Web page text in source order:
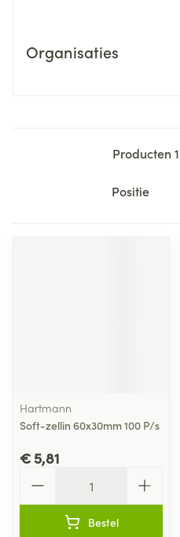
Organisaties
Producten1
Sorteer op:
Hartmann
Soft-zellin 60x30mm 100 P/s
€ 5,81
Bestel